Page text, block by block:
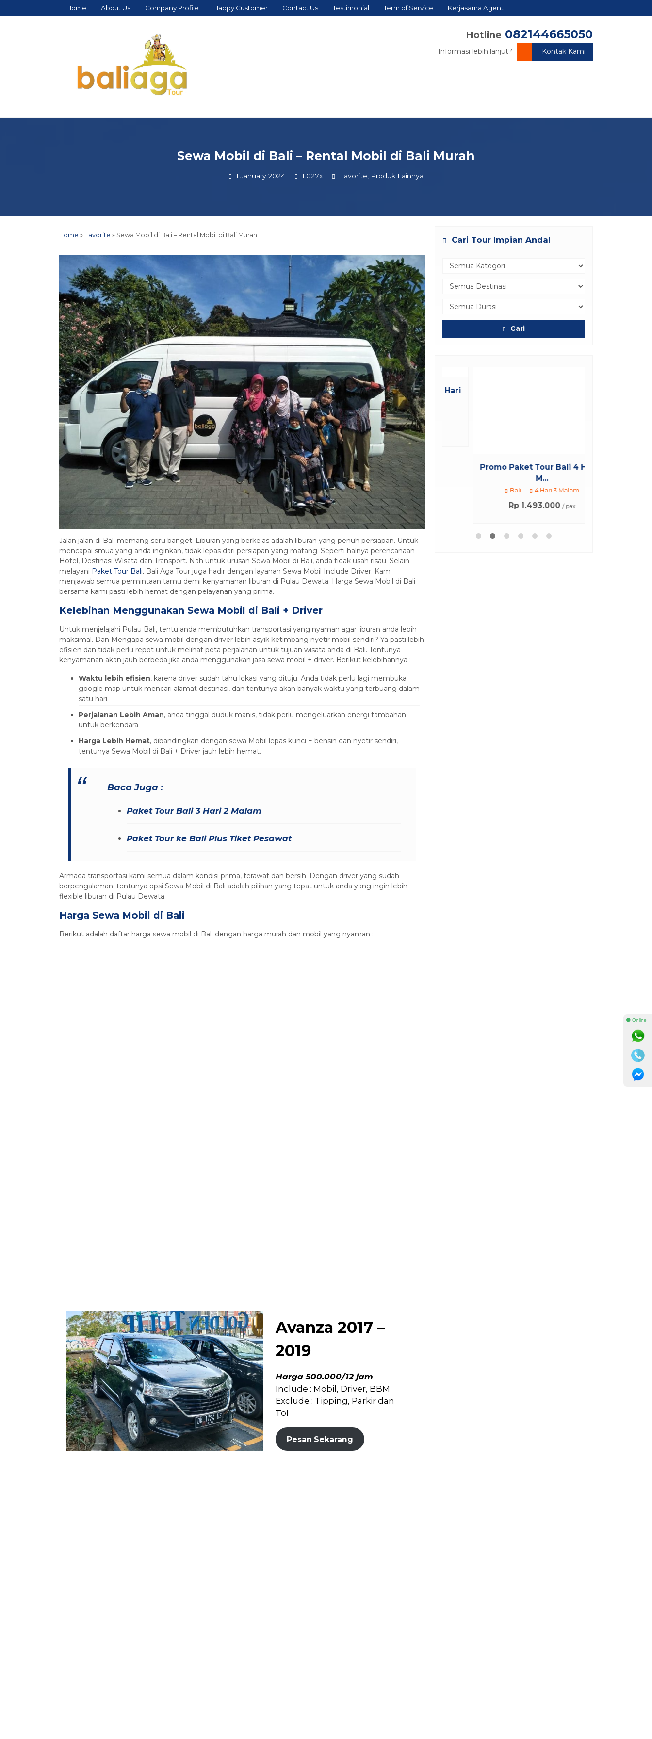
Home About Us Company Profile Happy Customer Contact Us Testimonial Term of Service Kerjasama Agent
Hotline 082144665050
Informasi lebih lanjut? Kontak Kami
Sewa Mobil di Bali – Rental Mobil di Bali Murah
1 January 2024 1.027x Favorite, Produk Lainnya
Home » Favorite » Sewa Mobil di Bali – Rental Mobil di Bali Murah
Jalan jalan di Bali memang seru banget. Liburan yang berkelas adalah liburan yang penuh persiapan. Untuk
mencapai smua yang anda inginkan, tidak lepas dari persiapan yang matang. Seperti halnya perencanaan
Hotel, Destinasi Wisata dan Transport. Nah untuk urusan Sewa Mobil di Bali, anda tidak usah risau. Selain
melayani Paket Tour Bali, Bali Aga Tour juga hadir dengan layanan Sewa Mobil Include Driver. Kami
menjawab semua permintaan tamu demi kenyamanan liburan di Pulau Dewata. Harga Sewa Mobil di Bali
bersama kami pasti lebih hemat dengan pelayanan yang prima.
Kelebihan Menggunakan Sewa Mobil di Bali + Driver
Untuk menjelajahi Pulau Bali, tentu anda membutuhkan transportasi yang nyaman agar liburan anda lebih
maksimal. Dan Mengapa sewa mobil dengan driver lebih asyik ketimbang nyetir mobil sendiri? Ya pasti lebih
efisien dan tidak perlu repot untuk melihat peta perjalanan untuk tujuan wisata anda di Bali. Tentunya
kenyamanan akan jauh berbeda jika anda menggunakan jasa sewa mobil + driver. Berikut kelebihannya :
Waktu lebih efisien, karena driver sudah tahu lokasi yang dituju. Anda tidak perlu lagi membuka
google map untuk mencari alamat destinasi, dan tentunya akan banyak waktu yang terbuang dalam
satu hari.
Perjalanan Lebih Aman, anda tinggal duduk manis, tidak perlu mengeluarkan energi tambahan
untuk berkendara.
Harga Lebih Hemat, dibandingkan dengan sewa Mobil lepas kunci + bensin dan nyetir sendiri,
tentunya Sewa Mobil di Bali + Driver jauh lebih hemat.
Baca Juga :
Paket Tour Bali 3 Hari 2 Malam
Paket Tour ke Bali Plus Tiket Pesawat
Armada transportasi kami semua dalam kondisi prima, terawat dan bersih. Dengan driver yang sudah
berpengalaman, tentunya opsi Sewa Mobil di Bali adalah pilihan yang tepat untuk anda yang ingin lebih
flexible liburan di Pulau Dewata.
Harga Sewa Mobil di Bali
Berikut adalah daftar harga sewa mobil di Bali dengan harga murah dan mobil yang nyaman :
Avanza 2017 –
2019
Harga 500.000/12 jam
Include : Mobil, Driver, BBM
Exclude : Tipping, Parkir dan
Tol
Pesan Sekarang
Cari Tour Impian Anda!
Cari
Paket Tour Bali Lebaran 4 Hari
3...
Bali 4 Hari 3 Malam
*Mulai Rp 5.200.000 / pax
Promo Paket Tour Bali 4 Hari 3
⚫ Online